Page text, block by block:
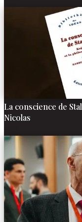
La conscience de
Nicolas